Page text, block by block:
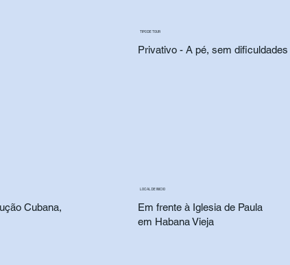
TIPO DE TOUR
Privativo - A pé, sem dificuldades
Cubana,
LOCAL DE INICIO
Em frente à Iglesia de Paula
em Habana Vieja